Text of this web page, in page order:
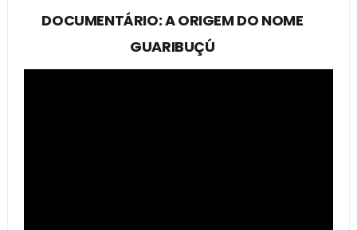
DOCUMENTÁRIO: A ORIGEM DO NOME
GUARIBUÇÚ